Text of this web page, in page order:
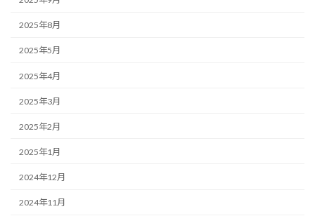
2025年8月
2025年5月
2025年4月
2025年3月
2025年2月
2025年1月
2024年12月
2024年11月